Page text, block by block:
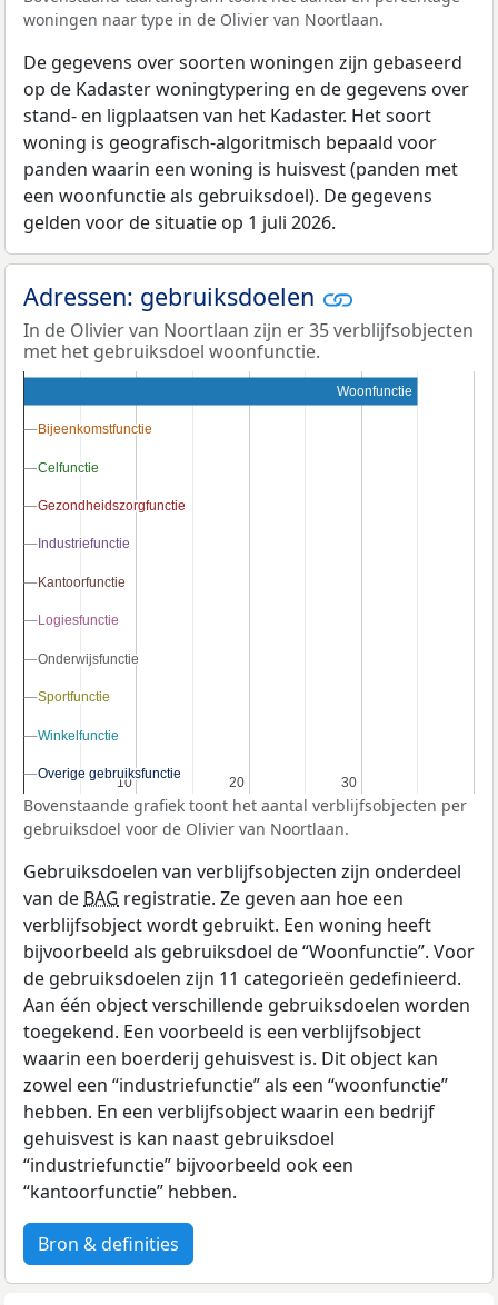
woningen naar type in de Olivier van Noortlaan.
De gegevens over soorten woningen zijn gebaseerd
op de Kadaster woningtypering en de gegevens over
stand- en ligplaatsen van het Kadaster. Het soort
woning is geografisch-algoritmisch bepaald voor
panden waarin een woning is huisvest (panden met
een woonfunctie als gebruiksdoel). De gegevens
gelden voor de situatie op 1 juli 2026.
Adressen: gebruiksdoelen
In de Olivier van Noortlaan zijn er 35 verblijfsobjecten
met het gebruiksdoel woonfunctie.
10
10 20
20 30
30
Woonfunctie
Bijeenkomstfunctie
Bijeenkomstfunctie
Celfunctie
Celfunctie
Gezondheidszorgfunctie
Gezondheidszorgfunctie
Industriefunctie
Industriefunctie
Kantoorfunctie
Kantoorfunctie
Logiesfunctie
Logiesfunctie
Onderwijsfunctie
Onderwijsfunctie
Sportfunctie
Sportfunctie
Winkelfunctie
Winkelfunctie
Overige gebruiksfunctie
Overige gebruiksfunctie
Bovenstaande grafiek toont het aantal verblijfsobjecten per
gebruiksdoel voor de Olivier van Noortlaan.
Gebruiksdoelen van verblijfsobjecten zijn onderdeel
van de BAG registratie. Ze geven aan hoe een
verblijfsobject wordt gebruikt. Een woning heeft
bijvoorbeeld als gebruiksdoel de “Woonfunctie”. Voor
de gebruiksdoelen zijn 11 categorieën gedefinieerd.
Aan één object verschillende gebruiksdoelen worden
toegekend. Een voorbeeld is een verblijfsobject
waarin een boerderij gehuisvest is. Dit object kan
zowel een “industriefunctie” als een “woonfunctie”
hebben. En een verblijfsobject waarin een bedrijf
gehuisvest is kan naast gebruiksdoel
“industriefunctie” bijvoorbeeld ook een
“kantoorfunctie” hebben.
Bron & definities